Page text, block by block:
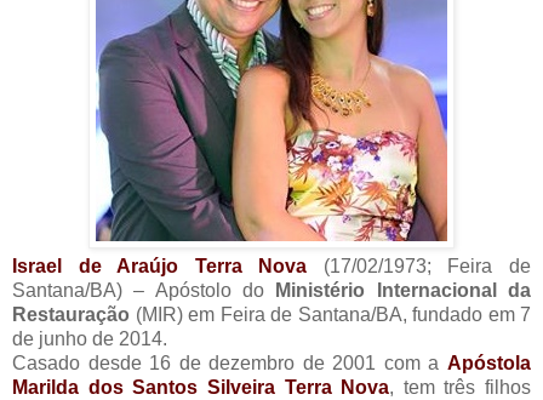
Israel de Araújo Terra Nova (17/02/1973; Feira de
Santana/BA) – Apóstolo do
Ministério Internacional da
Restauração (MIR) em Feira de Santana/BA, fundado em 7
de junho de 2014.
Casado desde 16 de dezembro de 2001 com a Apóstola
Marilda dos Santos Silveira Terra Nova, tem três filhos